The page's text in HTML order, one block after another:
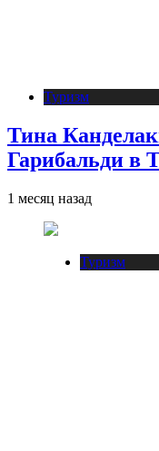
Туризм
Тина
Гарибальди в
1 месяц назад
Туризм